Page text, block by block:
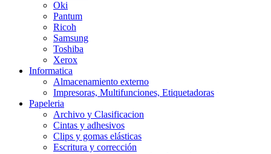
Oki
Pantum
Ricoh
Samsung
Toshiba
Xerox
Informatica
Almacenamiento externo
Impresoras, Multifunciones, Etiquetadoras
Papeleria
Archivo y Clasificacion
Cintas y adhesivos
Clips y gomas elásticas
Escritura y corrección